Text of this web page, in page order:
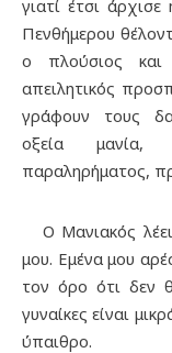
γιατί έτσι
Πενθήμερου
ο πλούσιος
απειλητικός
γράφουν τους
οξεία μανία,
παραληρήματος,
Ο Μανιακός
μου. Εμένα μου
τον όρο ότι δεν
γυναίκες είναι
ύπαιθρο.